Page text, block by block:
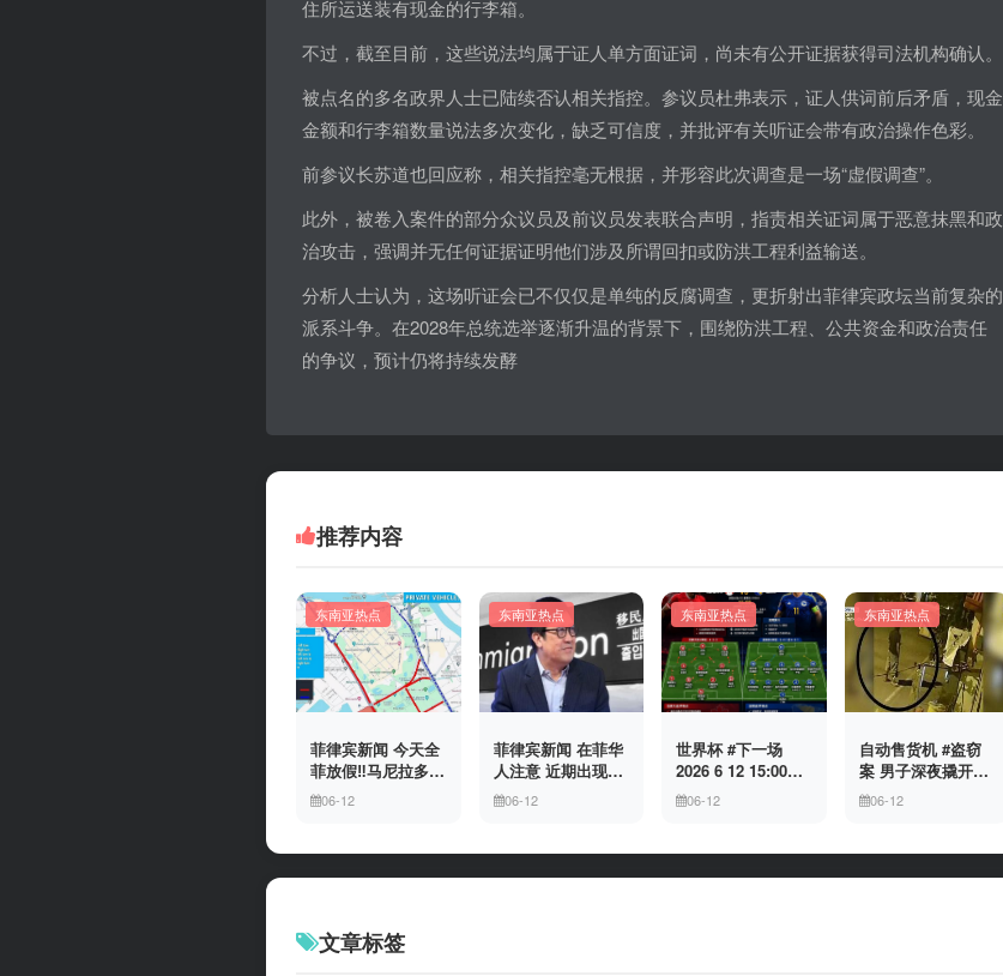
住所运送装有现金的行李箱。
不过，截至目前，这些说法均属于证人单方面证词，尚未有公开证据获得司法机构确认。
被点名的多名政界人士已陆续否认相关指控。参议员杜弗表示，证人供词前后矛盾，现金
金额和行李箱数量说法多次变化，缺乏可信度，并批评有关听证会带有政治操作色彩。
前参议长苏道也回应称，相关指控毫无根据，并形容此次调查是一场“虚假调查”。
此外，被卷入案件的部分众议员及前议员发表联合声明，指责相关证词属于恶意抹黑和政
治攻击，强调并无任何证据证明他们涉及所谓回扣或防洪工程利益输送。
分析人士认为，这场听证会已不仅仅是单纯的反腐调查，更折射出菲律宾政坛当前复杂的
派系斗争。在2028年总统选举逐渐升温的背景下，围绕防洪工程、公共资金和政治责任
的争议，预计仍将持续发酵
推荐内容
东南亚热点
菲律宾新闻 今天全
菲放假‼️马尼拉多地
封路06-12
东南亚热点
菲律宾新闻 在菲华
人注意 近期出现假
冒移民局执法人员
上门敲诈案件，已
06-12
东南亚热点
世界杯 #下一场
2026 6 12 15:00整
加拿大与波黑的较
量 究竟胜利的天平
加拿大借助主场优
势笑到最后，还是
06-12
东南亚热点
自动售货机 #盗窃
案 男子深夜撬开自
动售货机，2000比
索硬币被一扫而空
06-12
文章标签